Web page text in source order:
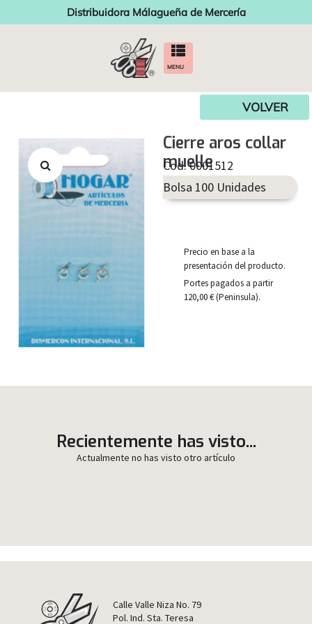
Distribuidora Málagueña de Mercería
MENU
VOLVER
Cierre aros collar
muelle
Cod. 0001512
Bolsa 100 Unidades
Precio en base a la
presentación del producto.
Portes pagados a partir
120,00 € (Peninsula).
Recientemente has visto...
Actualmente no has visto otro artículo
Calle Valle Niza No. 79
Pol. Ind. Sta. Teresa